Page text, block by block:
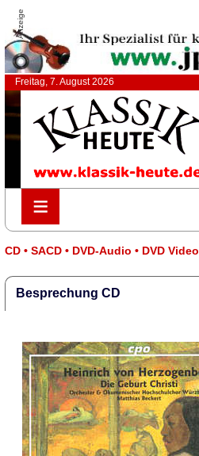
Anzeige
Freitag, 7. August 2026
≡
≡
CD • SACD • DVD-Audio • DVD Video
Besprechung CD